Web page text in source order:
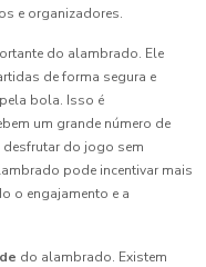
e organizadores.
do alambrado. Ele
de forma segura e
bola. Isso é
um grande número de
do jogo sem
pode incentivar mais
o engajamento e a
do alambrado. Existem